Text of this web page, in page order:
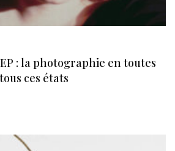
: la photographie en toutes
ces états